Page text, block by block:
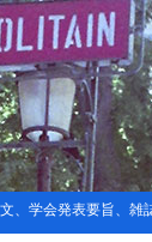
、学会発表要旨、雑